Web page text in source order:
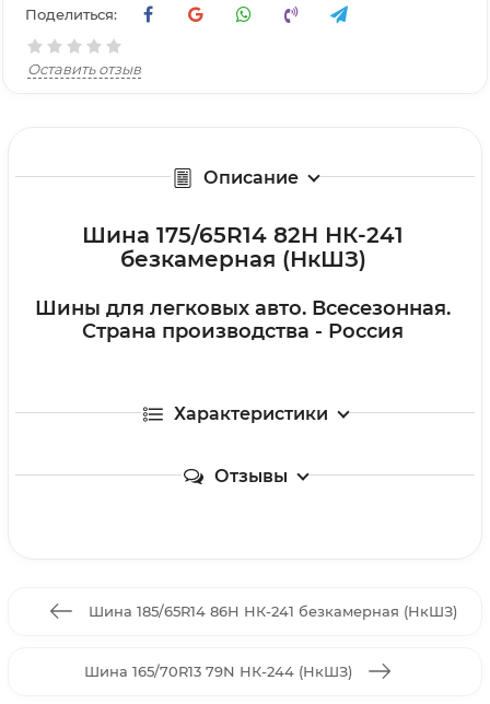
Поделиться:
Оставить отзыв
Описание
Шина 175/65R14 82H НК-241
безкамерная (НкШЗ)
Шины для легковых авто. Всесезонная.
Страна производства - Россия
Характеристики
Отзывы
Шина 185/65R14 86H НК-241 безкамерная (НкШЗ)
Шина 165/70R13 79N НК-244 (НкШЗ)